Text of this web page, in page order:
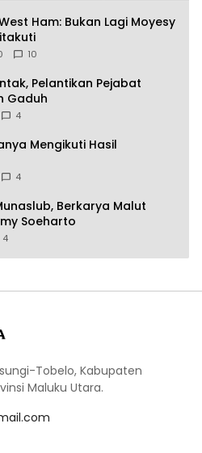
Ham: Bukan Lagi Moyesy
10
Pelantikan Pejabat
Gaduh
4
Mengikuti Hasil
4
Berkarya Malut
Soeharto
4
Tobelo, Kabupaten
Maluku Utara.